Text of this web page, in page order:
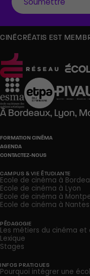
CINÉCRÉATIS EST
À Bordeaux, Lyon,
FORMATION CINÉMA
AGENDA
CONTACTEZ-NOUS
CAMPUS & VIE ÉTUDIANTE
Ecole de cinéma à
Ecole de cinéma à Lyon
Ecole de cinéma à
Ecole de cinéma à Nantes
PÉDAGOGIE
Les métiers du cinéma et
Lexique
Stages
INFOS PRATIQUES
Pourquoi intégrer une